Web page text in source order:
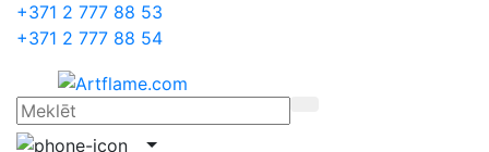
+371 2 777 88 53
+371 2 777 88 54